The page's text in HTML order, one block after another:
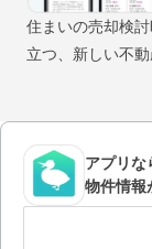
住まいの売却検
立つ、新しい不動
アプリな
物件情報